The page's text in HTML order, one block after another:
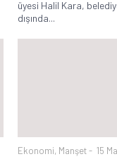
üyesi Halil Kara,
dışında...
Ekonomi, Manşet 15